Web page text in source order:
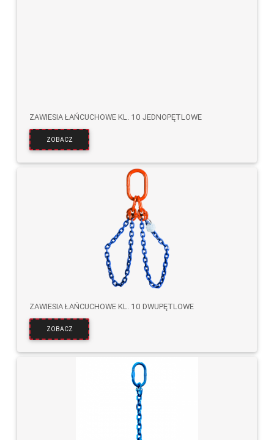
ZAWIESIA ŁAŃCUCHOWE KL. 10 JEDNOPĘTLOWE
ZOBACZ
ZAWIESIA ŁAŃCUCHOWE KL. 10 DWUPĘTLOWE
ZOBACZ